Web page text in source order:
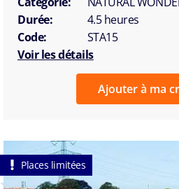
Durée:
4.5 heures
Code:
STA15
Voir les détails
Ajouter à ma
Places limitées